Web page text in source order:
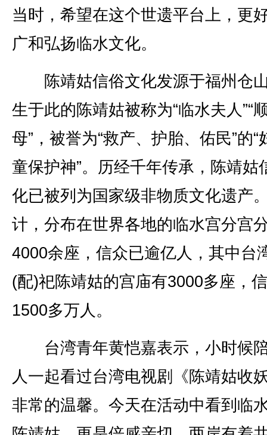
当时，希望在这个世遗平台上，更
广和弘扬临水文化。
陈靖姑信俗文化发源于福州仓
生于此的陈靖姑被称为“临水夫人”“
母”，被誉为“救产、护胎、佑民”的“
童保护神”。历经千年传承，陈靖姑
化已被列为国家级非物质文化遗产
计，分布在世界各地的临水宫分宫
4000余座，信众已逾亿人，其中台
(配)祀陈靖姑的宫庙有3000多座，
1500多万人。
台湾青年黄恺嘉表示，小时候
人一起看过台湾电视剧《陈靖姑收
非常的温馨。今天在活动中看到临